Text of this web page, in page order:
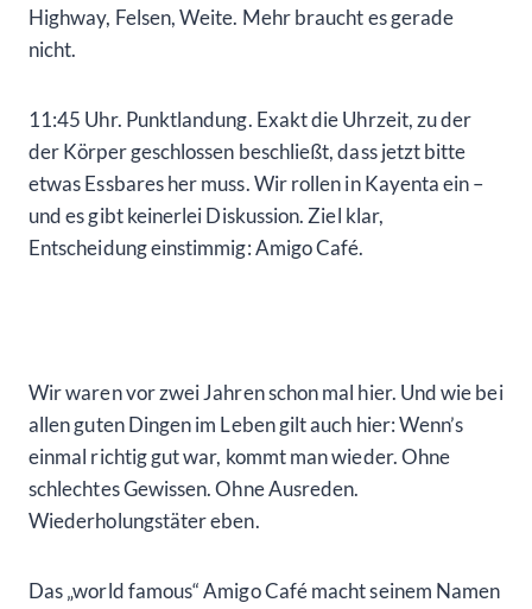
Highway, Felsen, Weite. Mehr braucht es gerade
nicht.
11:45 Uhr. Punktlandung. Exakt die Uhrzeit, zu der
der Körper geschlossen beschließt, dass jetzt bitte
etwas Essbares her muss. Wir rollen in Kayenta ein –
und es gibt keinerlei Diskussion. Ziel klar,
Entscheidung einstimmig: Amigo Café.
Wir waren vor zwei Jahren schon mal hier. Und wie bei
allen guten Dingen im Leben gilt auch hier: Wenn’s
einmal richtig gut war, kommt man wieder. Ohne
schlechtes Gewissen. Ohne Ausreden.
Wiederholungstäter eben.
Das „world famous“ Amigo Café macht seinem Namen